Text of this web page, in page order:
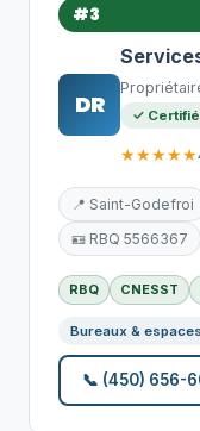
#3
DR ✓ Certifié
★★★★★
📍 Saint-Godefroi
🪪 RBQ 5566367
RBQ CNESST
Bureaux &
📞 (450) 656-